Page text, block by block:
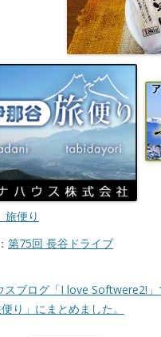
便り
第75回 長谷ドライブ
スブログ「I love Softwere2!
り」にまとめました。